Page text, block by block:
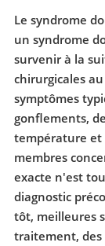
Le syndrome
un syndrome
survenir à la
chirurgicales
symptômes
gonflements,
température et
membres
exacte n'est
diagnostic
tôt, meilleures
traitement,